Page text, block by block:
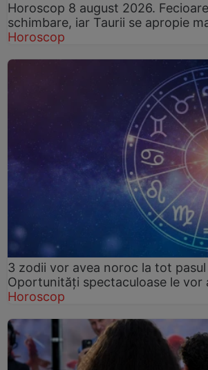
Horoscop 8 august 2026.
schimbare, iar Taurii se apropie
Horoscop
3 zodii vor avea noroc la tot
Oportunități spectaculoase le vor
Horoscop